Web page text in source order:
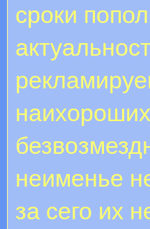
сроки
неименье
за сего их